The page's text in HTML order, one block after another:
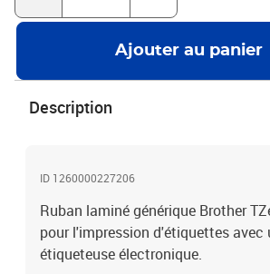
Ajouter au panier
Description
ID 1260000227206
Ruban laminé générique Brother
pour l'impression d'étiquettes avec
étiqueteuse électronique.